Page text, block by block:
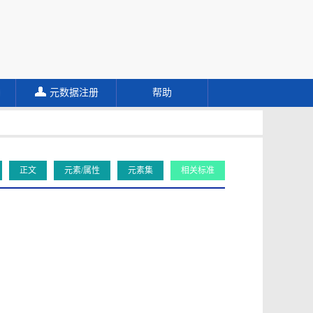
元数据注册 帮助
正文 元素/属性 元素集 相关标准